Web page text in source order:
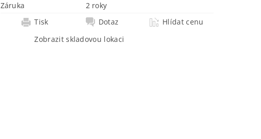
Záruka
2 roky
Tisk
Dotaz
Hlídat cenu
Zobrazit skladovou lokaci